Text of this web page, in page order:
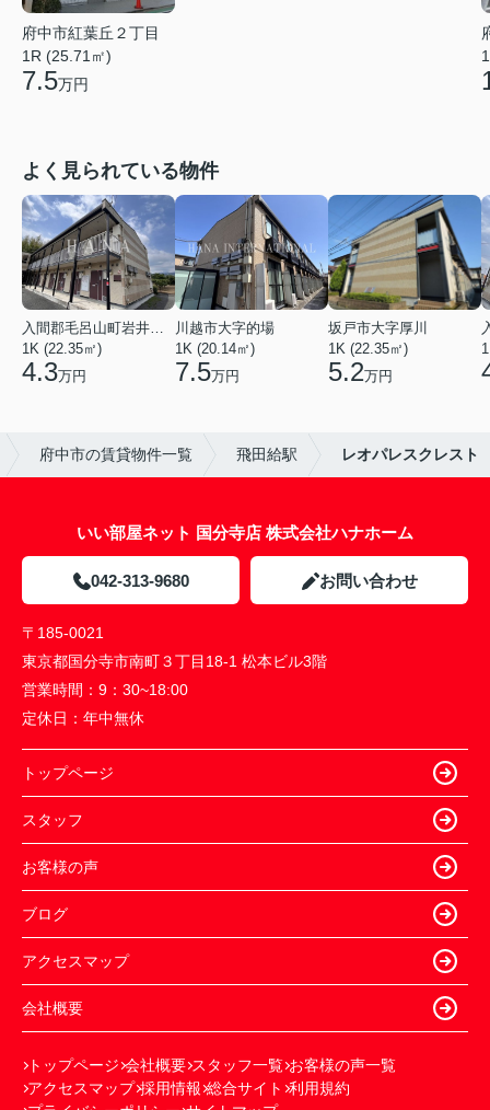
府中市紅葉丘２丁目
1R (25.71㎡)
7.5万円
よく見られている物件
入間郡毛呂山町岩井西１丁目
1K (22.35㎡)
4.3万円
川越市大字的場
1K (20.14㎡)
7.5万円
坂戸市大字厚川
1K (22.35㎡)
5.2万円
府中市の賃貸物件一覧 飛田給駅 レオパレスクレスト
いい部屋ネット 国分寺店 株式会社ハナホーム
042-313-9680 お問い合わせ
〒185-0021
東京都国分寺市南町３丁目18-1 松本ビル3階
営業時間： 9：30~18:00
定休日： 年中無休
トップページ
スタッフ
お客様の声
ブログ
アクセスマップ
会社概要
トップページ 会社概要 スタッフ一覧 お客様の声一覧
アクセスマップ 採用情報 総合サイト 利用規約